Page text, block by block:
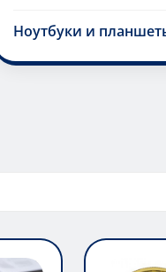
Ноутбуки и